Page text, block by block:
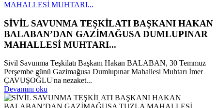
MAHALLESİ MUHTARI...
SİVİL SAVUNMA TEŞKİLATI BAŞKANI HAKAN
BALABAN’DAN GAZİMAĞUSA DUMLUPINAR
MAHALLESİ MUHTARI...
Sivil Savunma Teşkilatı Başkanı Hakan BALABAN, 30 Temmuz
Perşembe günü Gazimağusa Dumlupınar Mahallesi Muhtarı İmer
ÇAVUŞOĞLU'na nezaket...
Devamını oku